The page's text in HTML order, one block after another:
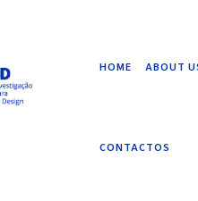
HOME ABOUT
CONTACTOS